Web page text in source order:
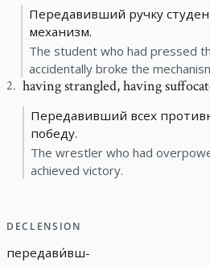
Передавивший ручку
механизм.
The student who had pressed
accidentally broke the
2. having strangled,having
Передавивший всех
победу.
The wrestler who had
achieved victory.
DECLENSION
передави́вш-